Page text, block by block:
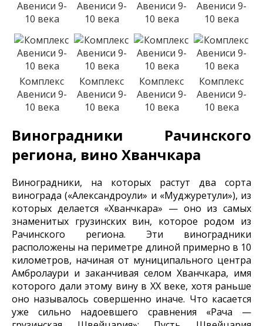
Авениси 9-
10 века
Авениси 9-
10 века
Авениси 9-
10 века
Авениси 9-
10 века
Комплекс
Авениси 9-
10 века
Комплекс
Авениси 9-
10 века
Комплекс
Авениси 9-
10 века
Комплекс
Авениси 9-
10 века
Виноградники Рачинского
региона, вино Хванчкара
Виноградники, на которых растут два сорта
винограда («Александроули» и «Муджуретули»), из
которых делается «Хванчкара» — оно из самых
знаменитых грузинских вин, которое родом из
Рачинского региона. Эти виноградники
расположены на периметре длиной примерно в 10
километров, начиная от муниципального центра
Амбролаури и заканчивая селом Хванчкара, имя
которого дали этому вину в ХХ веке, хотя раньше
оно называлось совершенно иначе. Что касается
уже сильно надоевшего сравнения «Рача —